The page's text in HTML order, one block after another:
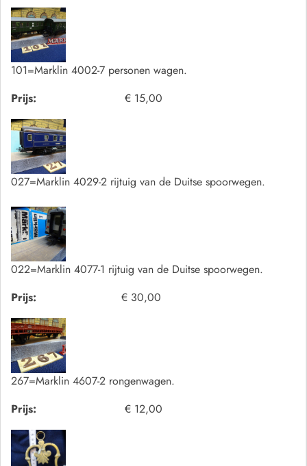
101=Marklin 4002-7 personen wagen.
Prijs:
€ 15,00
027=Marklin 4029-2 rijtuig van de Duitse spoorwegen.
022=Marklin 4077-1 rijtuig van de Duitse spoorwegen.
Prijs:
€ 30,00
267=Marklin 4607-2 rongenwagen.
Prijs:
€ 12,00